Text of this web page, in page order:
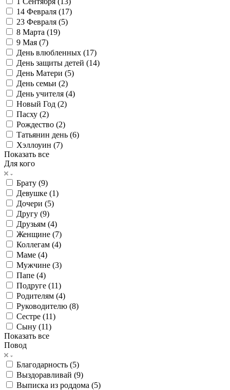
14 Февраля (17)
23 Февраля (5)
8 Марта (19)
9 Мая (7)
День влюбленных (17)
День защиты детей (14)
День Матери (5)
День семьи (2)
День учителя (4)
Новый Год (2)
Пасху (2)
Рождество (2)
Татьянин день (6)
Хэллоуин (7)
Показать все
Для кого
Брату (9)
Девушке (1)
Дочери (5)
Другу (9)
Друзьям (4)
Женщине (7)
Коллегам (4)
Маме (4)
Мужчине (3)
Папе (4)
Подруге (11)
Родителям (4)
Руководителю (8)
Сестре (11)
Сыну (11)
Показать все
Повод
Благодарность (5)
Выздоравливай (9)
Выписка из роддома (5)